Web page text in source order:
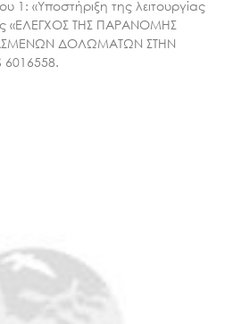
1: «Υποστήριξη της λειτουργίας
«ΕΛΕΓΧΟΣ ΤΗΣ ΠΑΡΑΝΟΜΗΣ
ΔΟΛΩΜΑΤΩΝ ΣΤΗΝ
6016558.